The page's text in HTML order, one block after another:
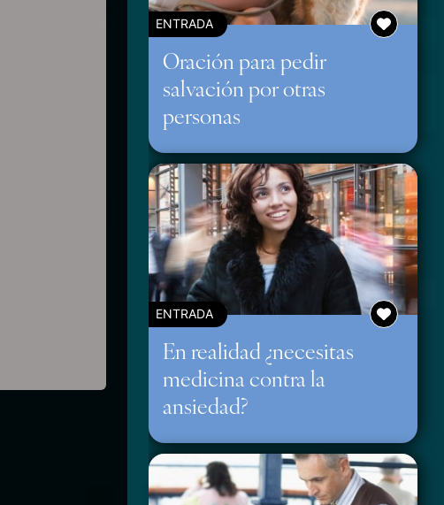
ENTRADA
Oración para pedir
salvación por otras
personas
ENTRADA
En realidad ¿necesitas
medicina contra la
ansiedad?